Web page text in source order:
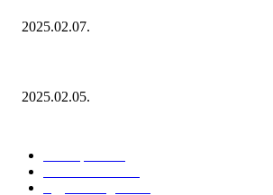
2025.02.07.
2025.02.05.